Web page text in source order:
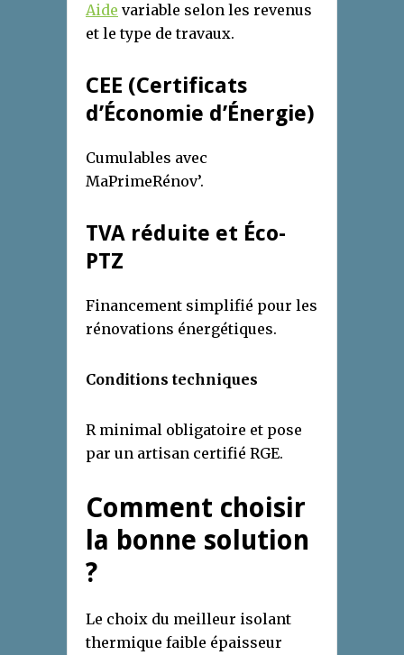
Aide variable selon les revenus
et le type de travaux.
CEE (Certificats
d’Économie d’Énergie)
Cumulables avec
MaPrimeRénov’.
TVA réduite et Éco-
PTZ
Financement simplifié pour les
rénovations énergétiques.
Conditions techniques
R minimal obligatoire et pose
par un artisan certifié RGE.
Comment choisir
la bonne solution
?
Le choix du meilleur isolant
thermique faible épaisseur